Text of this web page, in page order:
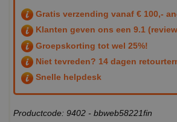
Gratis verzending vanaf € 100,-
Klanten geven ons een 9.1
Groepskorting tot wel 25%!
Niet tevreden? 14 dagen
Snelle helpdesk
Productcode: 9402 - bbweb58221fin